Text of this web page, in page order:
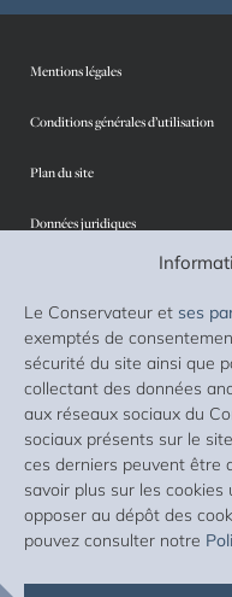
Le Conservateur et ses
exemptés de
sécurité du site ainsi que
collectant des données
aux réseaux sociaux du
sociaux présents sur le
ces derniers peuvent être
savoir plus sur les
opposer au dépôt des
pouvez consulter notre
Mentions légales
Conditions générales d’utilisation
Plan du site
Données juridiques
Protection des données personnelles
Sécurité
Cookies
Accessibilité : non conforme
Liste des supports d’investissement
Lexique